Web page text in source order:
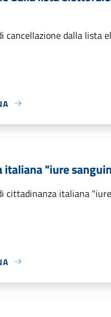
cancellazione dalla lista
italiana "iure
cittadinanza italiana "iure